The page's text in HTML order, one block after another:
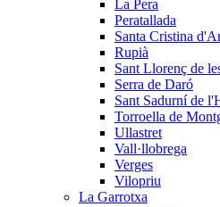
La Pera
Peratallada
Santa Cristina
Rupià
Sant Llorenç de
Serra de Daró
Sant Sadurní de
Torroella de
Ullastret
Vall·llobrega
Verges
Vilopriu
La Garrotxa